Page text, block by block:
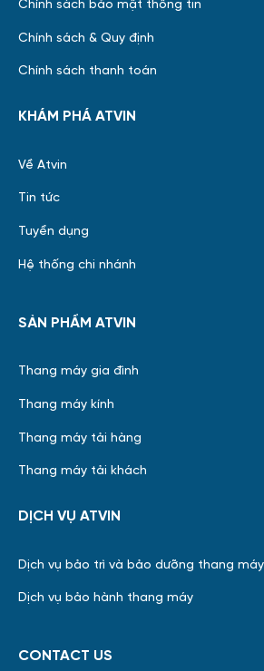
Chính sách bảo mật thông tin
Chính sách & Quy định
Chính sách thanh toán
KHÁM PHÁ ATVIN
Về Atvin
Tin tức
Tuyển dụng
Hệ thống chi nhánh
SẢN PHẨM ATVIN
Thang máy gia đình
Thang máy kính
Thang máy tải hàng
Thang máy tải khách
DỊCH VỤ ATVIN
Dịch vụ bảo trì và bảo dưỡng thang máy
Dịch vụ bảo hành thang máy
CONTACT US